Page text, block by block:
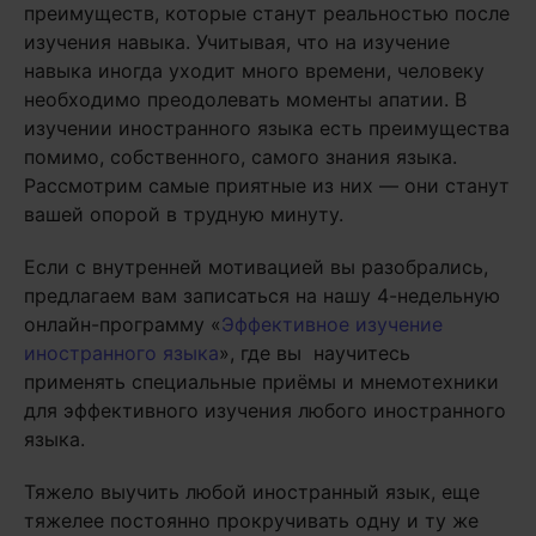
преимуществ, которые станут реальностью после
изучения навыка. Учитывая, что на изучение
навыка иногда уходит много времени, человеку
необходимо преодолевать моменты апатии. В
изучении иностранного языка есть преимущества
помимо, собственного, самого знания языка.
Рассмотрим самые приятные из них — они станут
вашей опорой в трудную минуту.
Если с внутренней мотивацией вы разобрались,
предлагаем вам записаться на нашу 4-недельную
онлайн-программу «Эффективное изучение
иностранного языка», где вы научитесь
применять специальные приёмы и мнемотехники
для эффективного изучения любого иностранного
языка.
Тяжело выучить любой иностранный язык, еще
тяжелее постоянно прокручивать одну и ту же